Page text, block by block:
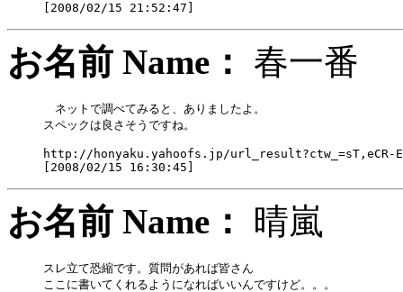
お名前 Name： 春一
ネットで調べてみると、ありましたよ。
スペックは良さそうですね。
http://honyaku.yahoofs.jp/url_result?ctw_=sT,eCR-
お名前 Name： 晴嵐
スレ立て恐縮です。質問があれば皆さん
ここに書いてくれるようになればいいんですけど。。。